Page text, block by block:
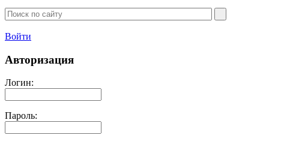
Войти
Авторизация
Логин:
Пароль: